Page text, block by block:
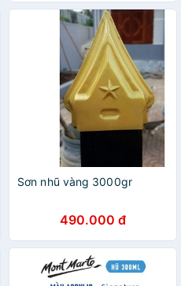
Sơn nhũ vàng 3000gr
490.000 đ